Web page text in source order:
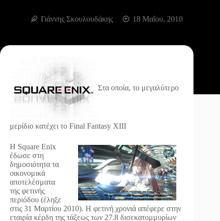
Γιάννης Σκουλουδάκης 18 Μαΐου, 2010
Στα οποία, το μεγαλύτερο
μερίδιο κατέχει το Final Fantasy XIIΙ
Η Square Enix
έδωσε στη
δημοσιότητα τα
οικονομικά
αποτελέσματα
της φετινής
περιόδου (έληξε
στις 31 Μαρτίου 2010). Η φετινή χρονιά απέφερε στην
εταιρία κέρδη της τάξεως των 27.8 δισεκατομμυρίων